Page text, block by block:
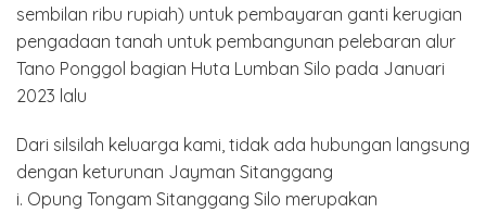
sembilan ribu rupiah) untuk pembayaran ganti kerugian
pengadaan tanah untuk pembangunan pelebaran alur
Tano Ponggol bagian Huta Lumban Silo pada Januari
2023 lalu
Dari silsilah keluarga kami, tidak ada hubungan langsung
dengan keturunan Jayman Sitanggang
i. Opung Tongam Sitanggang Silo merupakan